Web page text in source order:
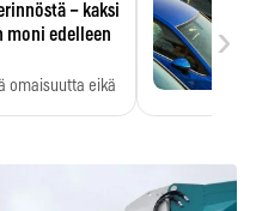
– kaksi
edelleen
omaisuutta eikä
›